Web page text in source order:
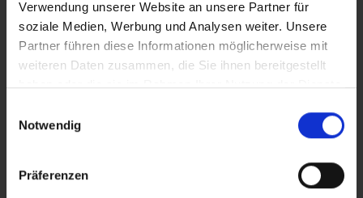
Verwendung unserer Website an unsere Partner für
soziale Medien, Werbung und Analysen weiter. Unsere
Partner führen diese Informationen möglicherweise mit
weiteren Daten zusammen, die Sie ihnen bereitgestellt
haben oder die sie im Rahmen Ihrer Nutzung der Dienste
Notwendig
Präferenzen